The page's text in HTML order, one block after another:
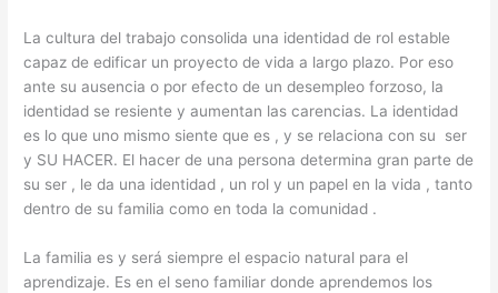
La cultura del trabajo consolida una identidad de rol estable
capaz de edificar un proyecto de vida a largo plazo. Por eso
ante su ausencia o por efecto de un desempleo forzoso, la
identidad se resiente y aumentan las carencias. La identidad
es lo que uno mismo siente que es , y se relaciona con su ser
y SU HACER. El hacer de una persona determina gran parte de
su ser , le da una identidad , un rol y un papel en la vida , tanto
dentro de su familia como en toda la comunidad .
La familia es y será siempre el espacio natural para el
aprendizaje. Es en el seno familiar donde aprendemos los